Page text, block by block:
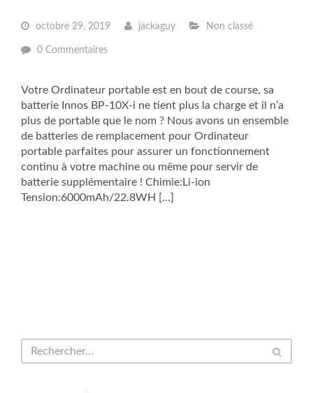
octobre 29, 2019 jackaguy Non classé
0 Commentaires
Votre Ordinateur portable est en bout de course, sa
batterie Innos BP-10X-i ne tient plus la charge et il n’a
plus de portable que le nom ? Nous avons un ensemble
de batteries de remplacement pour Ordinateur
portable parfaites pour assurer un fonctionnement
continu à votre machine ou même pour servir de
batterie supplémentaire ! Chimie:Li-ion
Tension:6000mAh/22.8WH […]